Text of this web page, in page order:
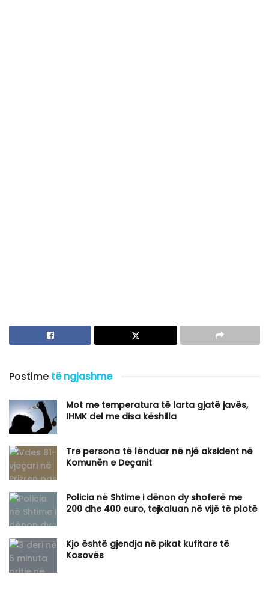
Postime të ngjashme
Mot me temperatura të larta gjatë javës,
IHMK del me disa këshilla
Tre persona të lënduar në një aksident në
Komunën e Deçanit
Policia në Shtime i dënon dy shoferë me
200 dhe 400 euro, tejkaluan në vijë të plotë
Kjo është gjendja në pikat kufitare të
Kosovës